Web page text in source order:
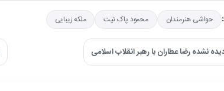
حواشی هنرمندان محمود پاک نیت ملکه زیبایی
نشده رضا عطاران با رهبر انقلاب اسلامی